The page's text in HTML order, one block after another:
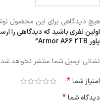
هیچ دیدگاهی برای این محصول
اولین نفری باشید که دیدگاهی را
پاور Armor A66 2TB”
نشانی ایمیل شما منتشر نخواهد شد.
امتیاز شما*
دیدگاه شما*